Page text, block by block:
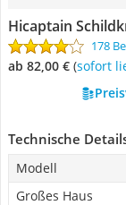
Hicaptain
178
ab 82,00 € ( Sofort
Technische
Modell
Großes Haus